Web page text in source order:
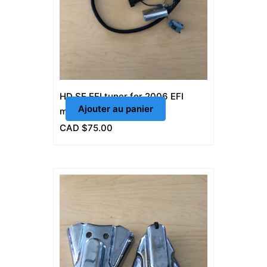
HD SE EFI tuner for 2006 EFI
models
CAD $75.00
Ajouter au panier